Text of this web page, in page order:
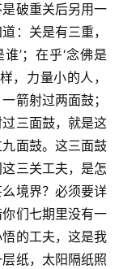
破重关后另用一
：关是有三重，
’；在乎‘念佛是
，力量小的人，
箭射过两面鼓；
三面鼓，就是这
面鼓。这三面鼓
三关工夫，是怎
境界？必须要详
们七期里没有一
的工夫，这是我
纸，太阳隔纸照